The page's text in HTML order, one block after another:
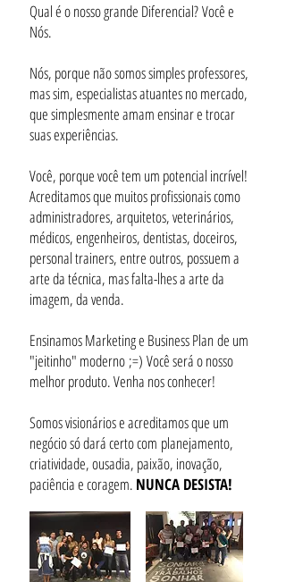
Qual é o nosso grande Diferencial? Você e
Nós.
Nós, porque não somos simples professores,
mas sim, especialistas atuantes no mercado,
que simplesmente amam ensinar e trocar
suas experiências.
Você, porque você tem um potencial incrível!
Acreditamos que muitos profissionais como
administradores, arquitetos, veterinários,
médicos, engenheiros, dentistas, doceiros,
personal trainers, entre outros, possuem a
arte da técnica, mas falta-lhes a arte da
imagem, da venda.
Ensinamos Marketing e Business Plan de um
"jeitinho" moderno ;=) Você será o nosso
melhor produto. Venha nos conhecer!
Somos visionários e acreditamos que um
negócio só dará certo com planejamento,
criatividade, ousadia, paixão, inovação,
paciência e coragem. NUNCA DESISTA!